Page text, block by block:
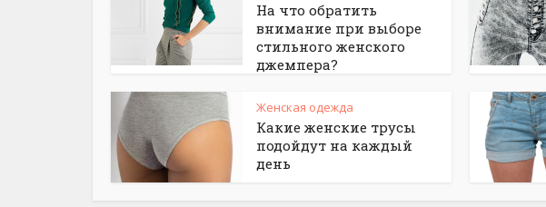
На что обратить
внимание при выборе
стильного женского
джемпера?
Женская одежда
Какие женские трусы
подойдут на каждый
день